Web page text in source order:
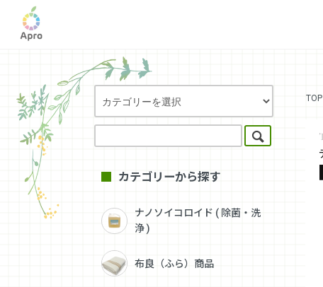
TOP
カテゴリーから探す
ナノソイコロイド ( 除菌・洗
浄 )
布良（ふら）商品